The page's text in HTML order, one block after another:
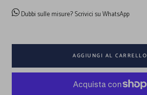
Dubbi sulle misure?Scrivici su WhatsApp
AGGIUNGI AL CARRELLO